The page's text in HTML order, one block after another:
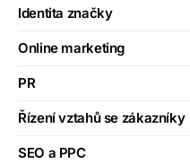
Identita značky
Online marketing
PR
Řízení vztahů se zákazníky
SEO a PPC